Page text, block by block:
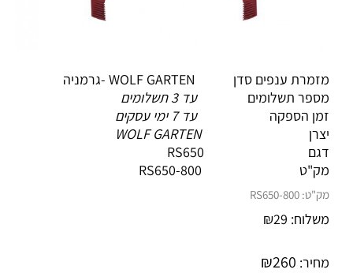
מזמרת ענפים סדן WOLF GARTEN -גרמניה
מספר תשלומיםעד 3 תשלומים
זמן הספקהעד 7 ימי עסקים
יצרןWOLF GARTEN
דגם RS650
מק"ט
מק"ט: 800-RS650
משלוח: ₪29
מחיר: ₪260